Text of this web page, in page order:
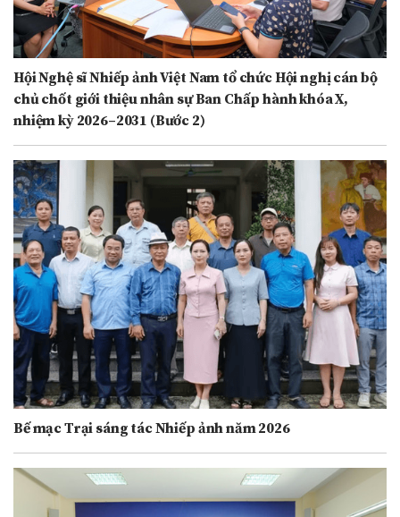
Hội Nghệ sĩ Nhiếp ảnh Việt Nam tổ chức Hội nghị cán bộ
chủ chốt giới thiệu nhân sự Ban Chấp hành khóa X,
nhiệm kỳ 2026–2031 (Bước 2)
Bế mạc Trại sáng tác Nhiếp ảnh năm 2026